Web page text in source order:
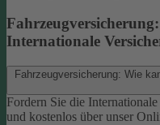
Internationale
Fahrzeugversicherung: Wie
Fordern Sie die
und kostenlos über unser